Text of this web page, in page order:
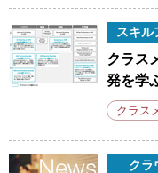
スキル
クラス
発を学
クラス
クラ